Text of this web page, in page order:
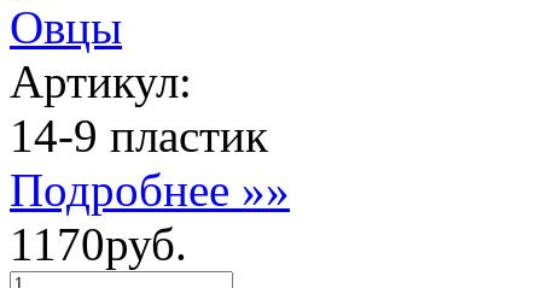
Овцы
Артикул:
14-9 пластик
Подробнее »»
1170руб.